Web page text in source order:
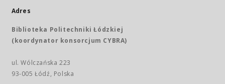
Adres
Biblioteka Politechniki Łódzkiej
(koordynator konsorcjum CYBRA)
ul. Wólczańska 223
93-005 Łódź, Polska